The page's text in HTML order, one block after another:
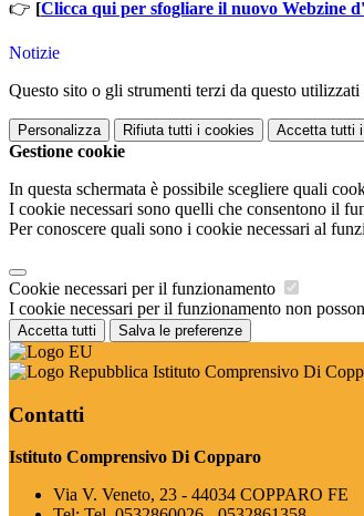
👉 [Clicca qui per sfogliare il nuovo Webzine
Notizie
Questo sito o gli strumenti terzi da questo
Personalizza Rifiuta tutti i cookies Accetta tutti
Gestione cookie
In questa schermata è possibile scegliere quali
I cookie necessari sono quelli che consentono il
Per conoscere quali sono i cookie necessari al
Cookie necessari per il funzionamento
I cookie necessari per il funzionamento non
Accetta tutti Salva le preferenze
Istituto Comprensivo Di
Contatti
Istituto Comprensivo Di Copparo
Via V. Veneto, 23 - 44034 COPPARO FE